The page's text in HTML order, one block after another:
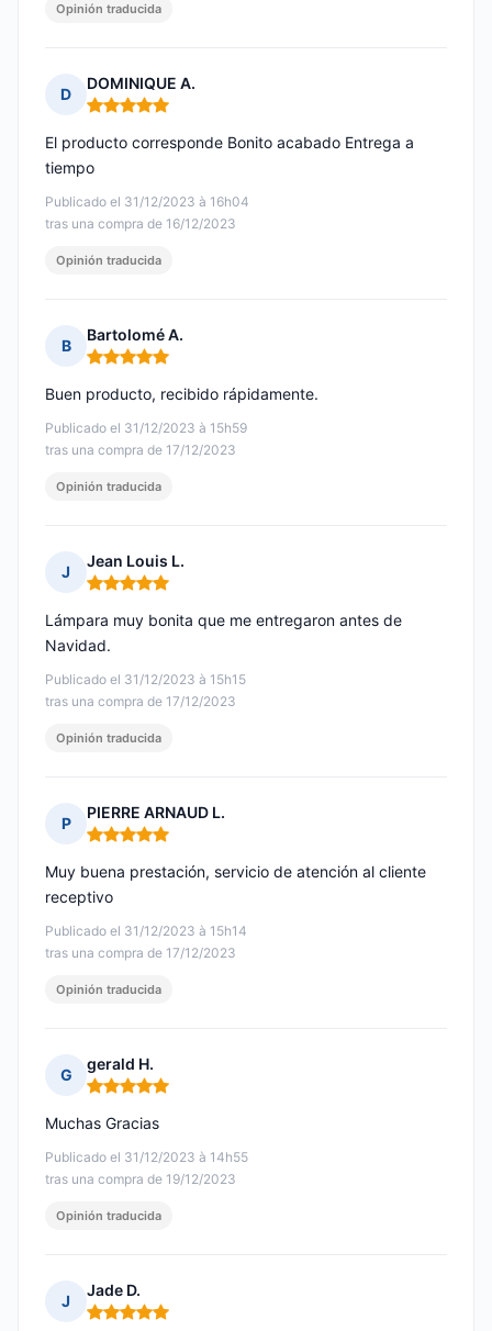
Opinión traducida
D
DOMINIQUE A.
Nota: 5 de 5
Publicado el 31/12/2023 à 16h04
tras una compra de 16/12/2023
El producto corresponde Bonito acabado Entrega a
tiempo
Opinión traducida
B
Bartolomé A.
Nota: 5 de 5
Publicado el 31/12/2023 à 15h59
tras una compra de 17/12/2023
Buen producto, recibido rápidamente.
Opinión traducida
J
Jean Louis L.
Nota: 5 de 5
Publicado el 31/12/2023 à 15h15
tras una compra de 17/12/2023
Lámpara muy bonita que me entregaron antes de
Navidad.
Opinión traducida
P
PIERRE ARNAUD L.
Nota: 5 de 5
Publicado el 31/12/2023 à 15h14
tras una compra de 17/12/2023
Muy buena prestación, servicio de atención al cliente
receptivo
Opinión traducida
G
gerald H.
Nota: 5 de 5
Publicado el 31/12/2023 à 14h55
tras una compra de 19/12/2023
Muchas Gracias
Opinión traducida
J
Jade D.
Nota: 5 de 5